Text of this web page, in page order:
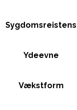
Sygdomsreistens
Ydeevne
Vækstform